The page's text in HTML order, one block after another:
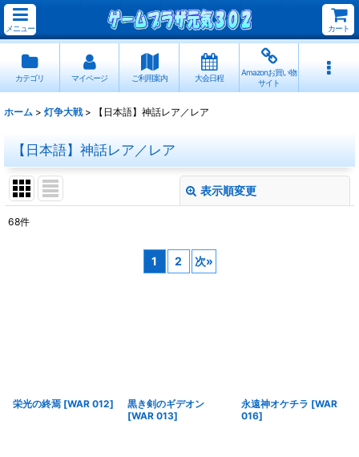
メニュー カート
カテゴリ マイページ ご利用案内 大会日程
Amazonお買い物
サイト
ホーム > 灯争大戦 > 【日本語】神話レア／レア
【日本語】神話レア／レア
表示順変更
68件
1 2 次»
栄光の終焉 [WAR 012]
黒き剣のギデオン
[WAR 013]
永遠神オケチラ [WAR
016]